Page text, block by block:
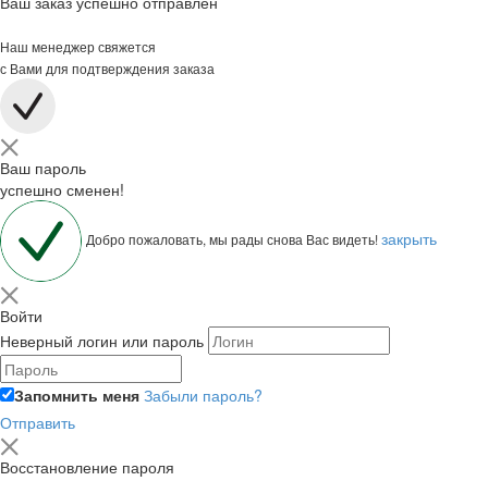
Наш менеджер свяжется
с Вами для подтверждения заказа
Ваш пароль
успешно сменен!
Добро пожаловать, мы рады снова Вас видеть!закрыть
Войти
Неверный логин или пароль
Запомнить меня Забыли пароль?
Отправить
Восстановление пароля